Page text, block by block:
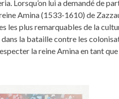
Lorsqu’on lui a demandé de
Amina (1533-1610) de
les plus remarquables de la
la bataille contre les
la reine Amina en tant